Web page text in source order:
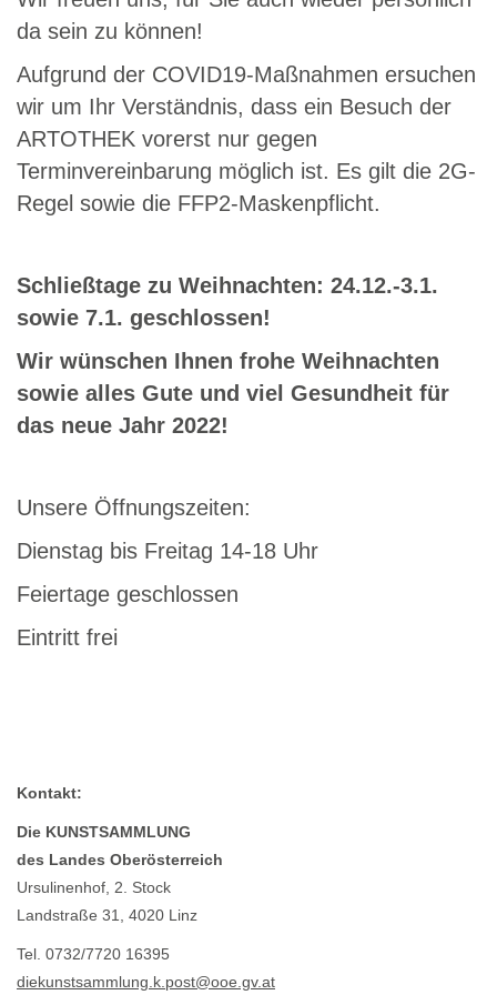
da sein zu können!
Aufgrund der COVID19-Maßnahmen ersuchen
wir um Ihr Verständnis, dass ein Besuch der
ARTOTHEK vorerst nur gegen
Terminvereinbarung möglich ist. Es gilt die 2G-
Regel sowie die FFP2-Maskenpflicht.
Schließtage zu Weihnachten: 24.12.-3.1.
sowie 7.1. geschlossen!
Wir wünschen Ihnen frohe Weihnachten
sowie alles Gute und viel Gesundheit für
das neue Jahr 2022!
Unsere Öffnungszeiten:
Dienstag bis Freitag 14-18 Uhr
Feiertage geschlossen
Eintritt frei
Kontakt:
Die KUNSTSAMMLUNG
des Landes Oberösterreich
Ursulinenhof, 2. Stock
Landstraße 31, 4020 Linz
Tel. 0732/7720 16395
diekunstsammlung.k.post@ooe.gv.at